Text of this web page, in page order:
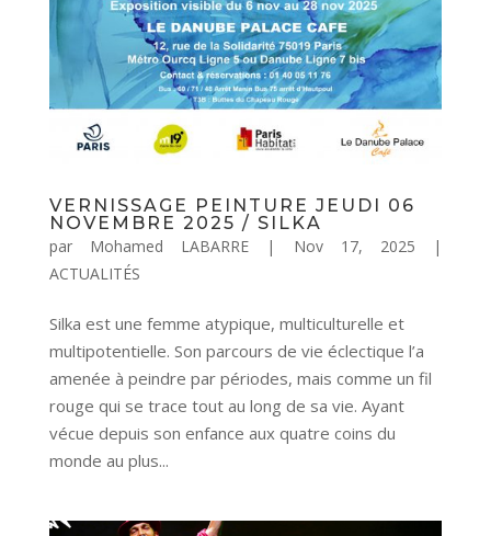
VERNISSAGE PEINTURE JEUDI 06
NOVEMBRE 2025 / SILKA
par Mohamed LABARRE | Nov 17, 2025 |
ACTUALITÉS
Silka est une femme atypique, multiculturelle et
multipotentielle. Son parcours de vie éclectique l’a
amenée à peindre par périodes, mais comme un fil
rouge qui se trace tout au long de sa vie. Ayant
vécue depuis son enfance aux quatre coins du
monde au plus...